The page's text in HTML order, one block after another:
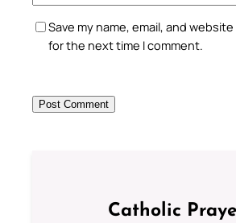
Save my name, email, and
for the next time I comment.
Catholic